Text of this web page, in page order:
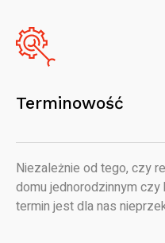
Terminowość
Niezależnie od tego, czy
domu jednorodzinnym
termin jest dla nas